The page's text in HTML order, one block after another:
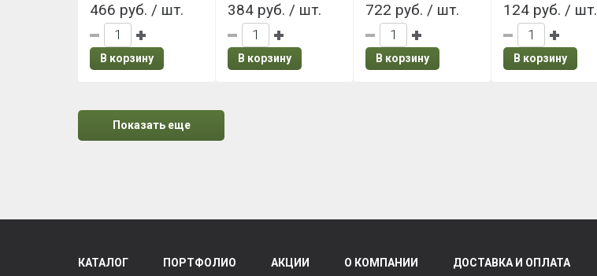
466 руб. / шт.
В корзину
384 руб. / шт.
В корзину
722 руб. / шт.
В корзину
124 руб. / шт.
В корзину
Показать еще
КАТАЛОГ ПОРТФОЛИО АКЦИИ О КОМПАНИИ ДОСТАВКА И ОПЛАТА